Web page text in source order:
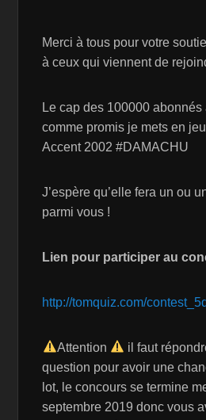
Merci à tous pour votre
à ceux qui viennent de
Le cap des 100000
comme promis je mets en
Accent 2002 #DAMACHU
J’espère qu’elle fera un ou
parmi vous !
Lien pour participer au
http://tomquiz.com/
Attention
il faut
question pour avoir une
lot, le concours se termine
septembre 2019 donc vous